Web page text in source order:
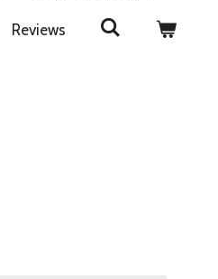
Reviews